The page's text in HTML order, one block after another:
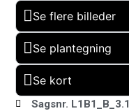
Se flere billeder
Se plantegning
Se kort
Sagsnr. L1B1_B_3.1